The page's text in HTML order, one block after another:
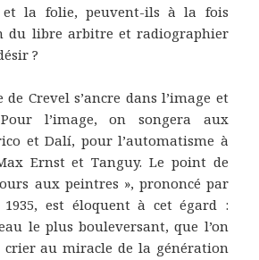
la folie, peuvent-ils à la fois
du libre arbitre et radiographier
?
Crevel s’ancre dans l’image et
Pour l’image, on songera aux
et Dalí, pour l’automatisme à
Ernst et Tanguy. Le point de
aux peintres », prononcé par
est éloquent à cet égard :
le plus bouleversant, que l’on
crier au miracle de la génération